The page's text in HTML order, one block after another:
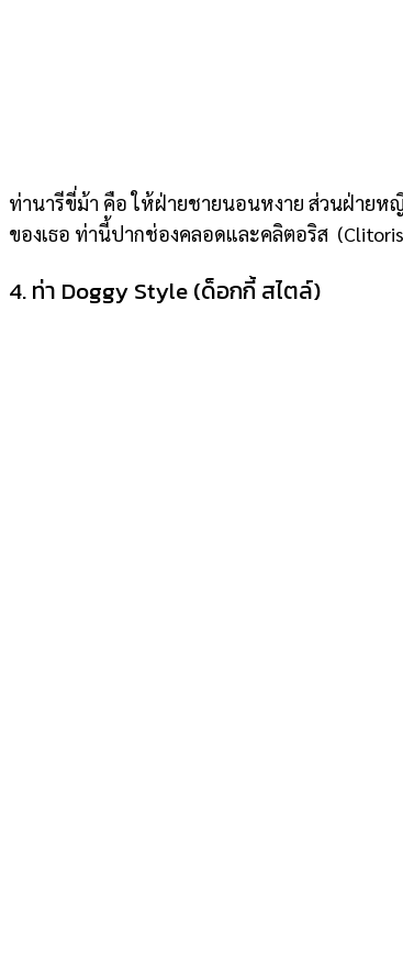
ท่านารีขี่ม้า คือ ให้ฝ่ายชายนอนหงาย ส่วนฝ่ายห
ของเธอ ท่านี้ปากช่องคลอดและคลิตอริส
4. ท่า Doggy Style (ด็อกกี้ สไตล์)